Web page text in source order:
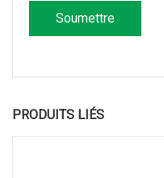
PRODUITS LIÉS